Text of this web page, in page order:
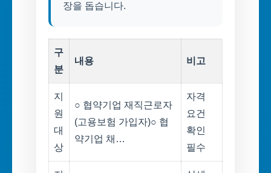
장을 돕습니다.
구
분
내용 비고
지
원
대
상
○ 협약기업 재직근로자
(고용보험 가입자)○ 협
약기업 채…
자격
요건
확인
필수